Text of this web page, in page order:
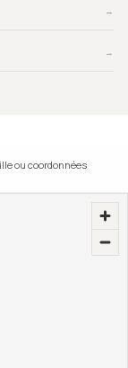
→
→
ou coordonnées